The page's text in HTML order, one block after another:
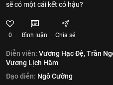
sẽ có một cái kết có hậu?
0 Bình luận Chia sẻ
Diễn viên: Vương Hạc Đệ,Trần
Vương Lịch Hâm
Đạo diễn: Ngô Cường